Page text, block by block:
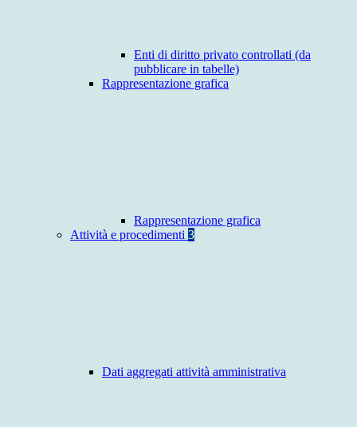
Enti di diritto privato controllati (da
pubblicare in tabelle)
Rappresentazione grafica
Rappresentazione grafica
Attività e procedimenti 3
Dati aggregati attività amministrativa